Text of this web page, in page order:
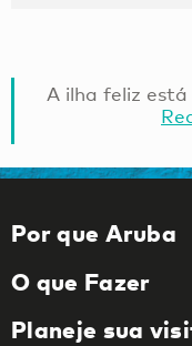
A ilha feliz
Por que Aruba
O que Fazer
Planeje sua